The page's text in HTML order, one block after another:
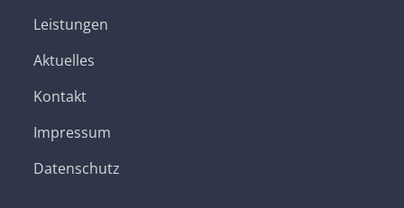
Leistungen
Aktuelles
Kontakt
Impressum
Datenschutz